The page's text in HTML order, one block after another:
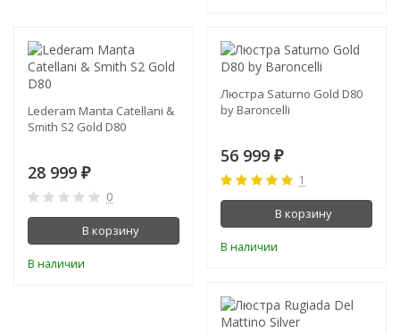
Lederam Manta Catellani &
Smith S2 Gold D80
28 999 ₽
0
В корзину
В наличии
Люстра Saturno Gold D80
by Baroncelli
56 999 ₽
1
В корзину
В наличии